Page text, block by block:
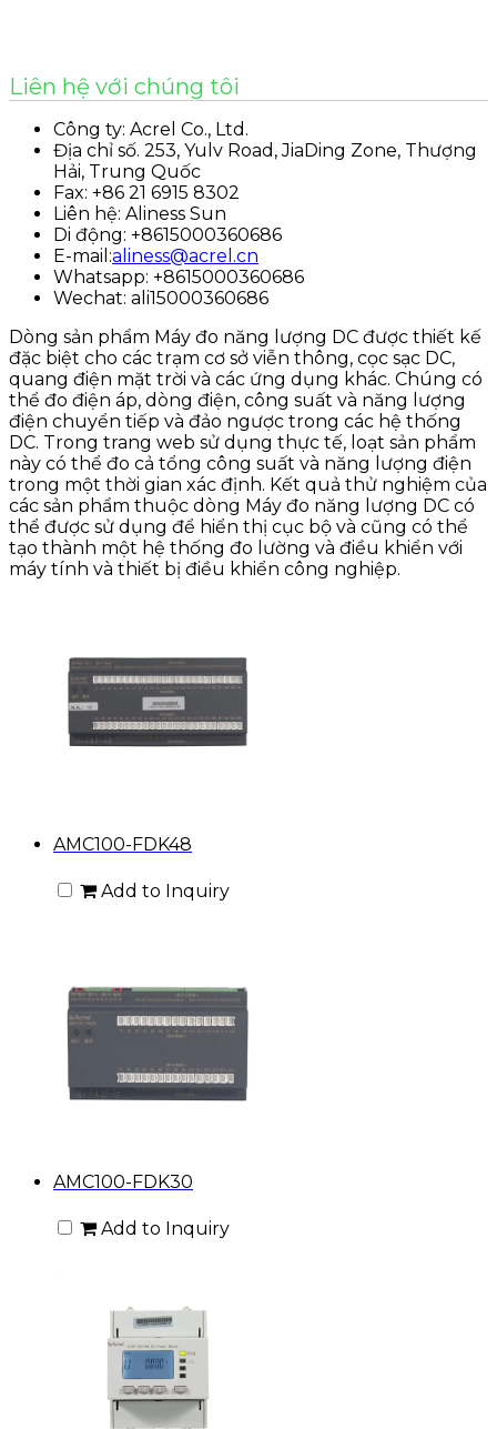
Liên hệ với chúng tôi
Công ty: Acrel Co., Ltd.
Địa chỉ số. 253, Yulv Road, JiaDing Zone, Thượng
Hải, Trung Quốc
Fax: +86 21 6915 8302
Liên hệ: Aliness Sun
Di động: +8615000360686
E-mail:aliness@acrel.cn
Whatsapp: +8615000360686
Wechat: ali15000360686
Dòng sản phẩm Máy đo năng lượng DC được thiết kế
đặc biệt cho các trạm cơ sở viễn thông, cọc sạc DC,
quang điện mặt trời và các ứng dụng khác. Chúng có
thể đo điện áp, dòng điện, công suất và năng lượng
điện chuyển tiếp và đảo ngược trong các hệ thống
DC. Trong trang web sử dụng thực tế, loạt sản phẩm
này có thể đo cả tổng công suất và năng lượng điện
trong một thời gian xác định. Kết quả thử nghiệm của
các sản phẩm thuộc dòng Máy đo năng lượng DC có
thể được sử dụng để hiển thị cục bộ và cũng có thể
tạo thành một hệ thống đo lường và điều khiển với
máy tính và thiết bị điều khiển công nghiệp.
AMC100-FDK48
Add to Inquiry
AMC100-FDK30
Add to Inquiry